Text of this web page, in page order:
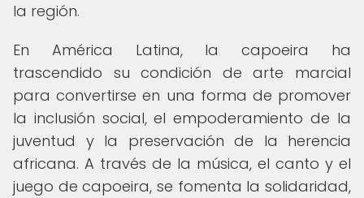
la región.
En América Latina, la capoeira ha
trascendido su condición de arte marcial
para convertirse en una forma de promover
la inclusión social, el empoderamiento de la
juventud y la preservación de la herencia
africana. A través de la música, el canto y el
juego de capoeira, se fomenta la solidaridad,